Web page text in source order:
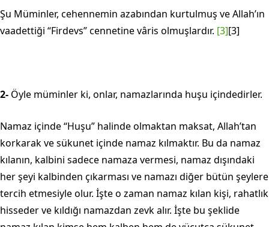
Şu Müminler, cehennemin azabından kurtulmuş ve Allah’ın
vaadettiği “Firdevs” cennetine vâris olmuşlardır. [3][3]
2- Öyle müminler ki, onlar, namazlarında huşu içindedirler.
Namaz içinde “Huşu” halinde olmaktan maksat, Allah’tan
korkarak ve sükunet içinde namaz kılmaktır. Bu da namaz
kılanın, kalbini sadece namaza vermesi, namaz dışındaki
her şeyi kalbinden çıkarması ve namazı diğer bütün şeylere
tercih etmesiyle olur. İşte o zaman namaz kılan kişi, rahatlık
hisseder ve kıldığı namazdan zevk alır. İşte bu şeklide